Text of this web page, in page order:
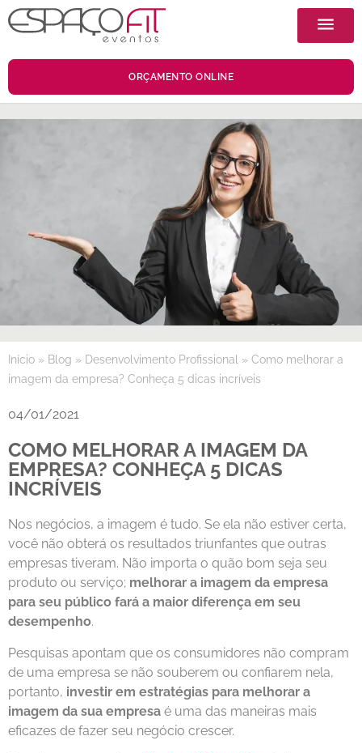
ORÇAMENTO ONLINE
Início » Blog » Desenvolvimento Profissional » Como melhorar a
imagem da empresa? Conheça 5 dicas incríveis
04/01/2021
COMO MELHORAR A IMAGEM DA
EMPRESA? CONHEÇA 5 DICAS
INCRÍVEIS
Nos negócios, a imagem é tudo. Se ela não estiver certa,
você não obterá os resultados triunfantes que outras
empresas tiveram. Não importa o quão bom seja seu
produto ou serviço; melhorar a imagem da empresa
para seu público fará a maior diferença em seu
desempenho.
Pesquisas apontam que os consumidores não compram
de uma empresa se não souberem ou confiarem nela,
portanto, investir em estratégias para melhorar a
imagem da sua empresa é uma das maneiras mais
eficazes de fazer seu negócio crescer.